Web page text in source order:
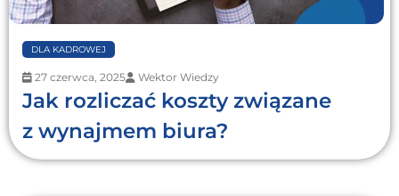
DLA KADROWEJ
27 czerwca, 2025 Wektor Wiedzy
Jak rozliczać koszty związane
z wynajmem biura?